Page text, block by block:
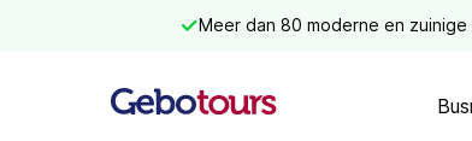
Meer dan 80 moderne en zuinige